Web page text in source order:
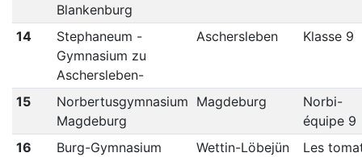
Blankenburg
14
Stephaneum -
Gymnasium zu
Aschersleben-
Aschersleben Klasse 9
15
Norbertusgymnasium
Magdeburg
Magdeburg
Norbi-
équipe 9
16
Burg-Gymnasium
Wettin-Löbejün Les